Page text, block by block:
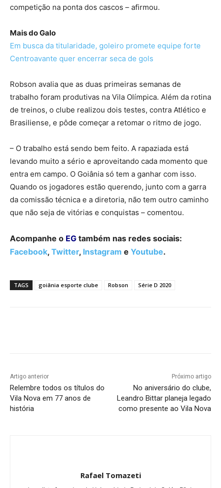
competição na ponta dos cascos – afirmou.
Mais do Galo
Em busca da titularidade, goleiro promete equipe forte
Centroavante quer encerrar seca de gols
Robson avalia que as duas primeiras semanas de
trabalho foram produtivas na Vila Olímpica. Além da rotina
de treinos, o clube realizou dois testes, contra Atlético e
Brasiliense, e pôde começar a retomar o ritmo de jogo.
– O trabalho está sendo bem feito. A rapaziada está
levando muito a sério e aproveitando cada momento que
entra em campo. O Goiânia só tem a ganhar com isso.
Quando os jogadores estão querendo, junto com a garra
da comissão técnica e a diretoria, não tem outro caminho
que não seja de vitórias e conquistas – comentou.
Acompanhe o EG também nas redes sociais:
Facebook, Twitter, Instagram e Youtube.
TAGS goiânia esporte clube Robson Série D 2020
Artigo anterior
Relembre todos os títulos do
Vila Nova em 77 anos de
história
Próximo artigo
No aniversário do clube,
Leandro Bittar planeja legado
como presente ao Vila Nova
Rafael Tomazeti